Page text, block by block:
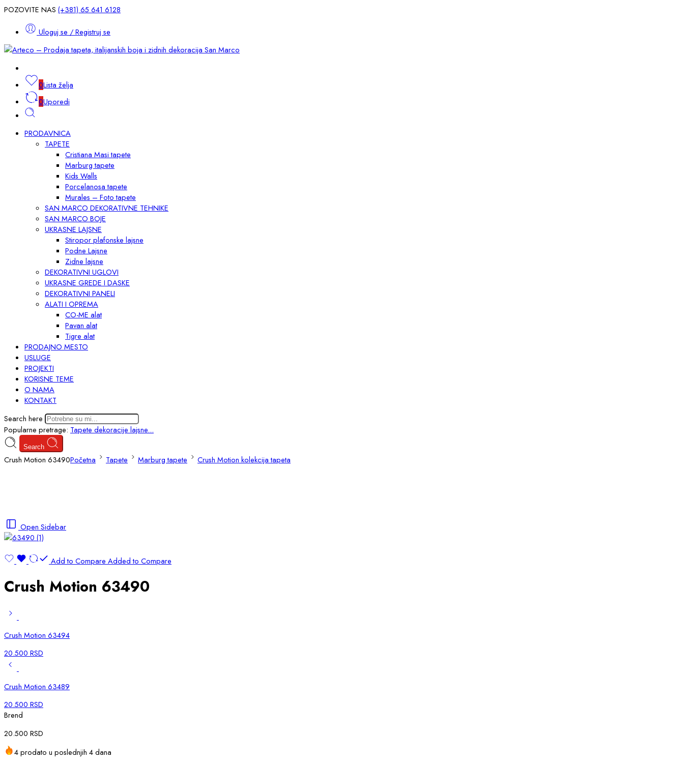
POZOVITE NAS (+381) 65 641 6128
Uloguj se / Registruj se
0Lista želja
0Uporedi
PRODAVNICA
TAPETE
Cristiana Masi tapete
Marburg tapete
Kids Walls
Porcelanosa tapete
Murales – Foto tapete
SAN MARCO DEKORATIVNE TEHNIKE
SAN MARCO BOJE
UKRASNE LAJSNE
Stiropor plafonske lajsne
Podne Lajsne
Zidne lajsne
DEKORATIVNI UGLOVI
UKRASNE GREDE I DASKE
DEKORATIVNI PANELI
ALATI I OPREMA
CO-ME alat
Pavan alat
Tigre alat
PRODAJNO MESTO
USLUGE
PROJEKTI
KORISNE TEME
O NAMA
KONTAKT
Search here
Popularne pretrage: Tapete dekoracije lajsne...
Search
Crush Motion 63490Početna Tapete Marburg tapete Crush Motion kolekcija tapeta
Open Sidebar
Add to Compare Added to Compare
Crush Motion 63490
Crush Motion 63494
20.500 RSD
Crush Motion 63489
20.500 RSD
Brend
20.500 RSD
4 prodato u poslednjih 4 dana